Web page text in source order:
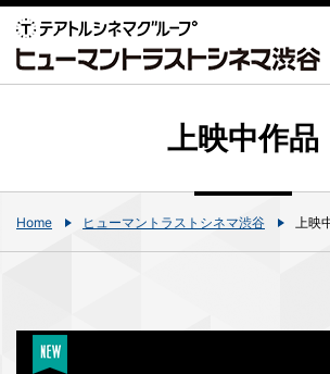
上映中作品
Home ヒューマントラストシネマ渋谷 上映